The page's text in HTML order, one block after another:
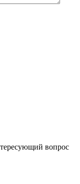
вопрос